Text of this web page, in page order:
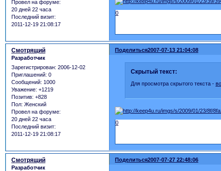
Провел на форуме:
20 дней 22 часа
Последний визит:
2011-12-19 21:08:17
0
Поделиться2007-07-13 21:04:08
Смотрящий
Разработчик
Зарегистрирован: 2006-12-02
Приглашений: 0
Сообщений: 1000
Уважение: +1219
Позитив: +828
Пол: Женский
Провел на форуме:
20 дней 22 часа
Последний визит:
2011-12-19 21:08:17
Скрытый текст:
Для просмотра скрытого текста -
0
Поделиться2007-07-27 22:48:06
Смотрящий
Разработчик